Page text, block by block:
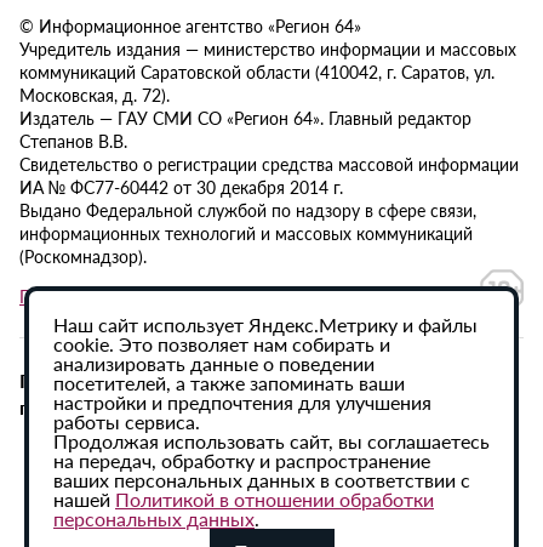
© Информационное агентство «Регион 64»
Учредитель издания — министерство информации и массовых
коммуникаций Саратовской области (410042, г. Саратов, ул.
Московская, д. 72).
Издатель — ГАУ СМИ СО «Регион 64». Главный редактор
Степанов В.В.
Свидетельство о регистрации средства массовой информации
ИА № ФС77-60442 от 30 декабря 2014 г.
Выдано Федеральной службой по надзору в сфере связи,
информационных технологий и массовых коммуникаций
(Роскомнадзор).
Политика в отношении обработки персональных данных
При использовании материалов сайта активная
гиперссылка на ИА «Регион 64» обязательна.
Наш сайт использует Яндекс.Метрику и файлы
cookie. Это позволяет нам собирать и
анализировать данные о поведении
посетителей, а также запоминать ваши
настройки и предпочтения для улучшения
работы сервиса.
Продолжая использовать сайт, вы соглашаетесь
на передач, обработку и распространение
ваших персональных данных в соответствии с
нашей Политикой в отношении обработки
персональных данных.